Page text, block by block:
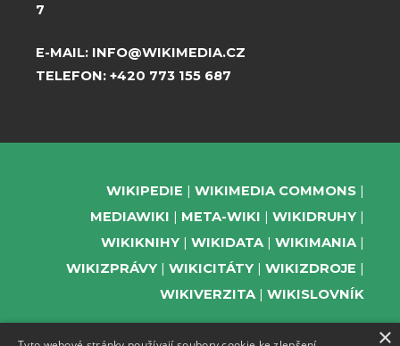
7
E-MAIL: INFO@WIKIMEDIA.CZ
TELEFON: +420 773 155 687
WIKIPEDIE
WIKIMEDIA COMMONS
MEDIAWIKI
META-WIKI
WIKIDRUHY
WIKIKNIHY
WIKIDATA
WIKIMANIA
WIKIZPRÁVY
WIKICITÁTY
WIKIZDROJE
WIKIVERZITA
WIKISLOVNÍK
×